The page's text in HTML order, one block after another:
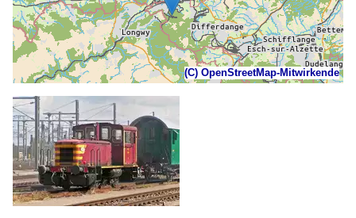
(C) OpenStreetMap-Mitwirkende